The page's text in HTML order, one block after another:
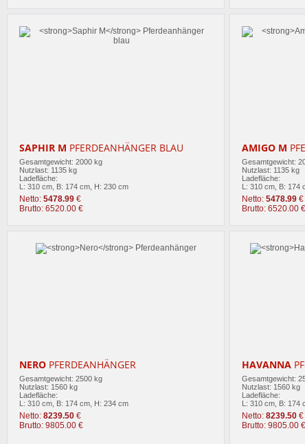
SAPHIR M PFERDEANHÄNGER BLAU
Gesamtgewicht: 2000 kg
Nutzlast: 1135 kg
Ladefläche:
L: 310 cm, B: 174 cm, H: 230 cm
Netto: 5478.99 €
Brutto: 6520.00 €
AMIGO M
Gesamtgewicht:
Nutzlast: 1135 kg
Ladefläche:
L: 310 cm, B: 174
Netto: 5478.99 €
Brutto: 6520.00 €
NERO PFERDEANHÄNGER
Gesamtgewicht: 2500 kg
Nutzlast: 1560 kg
Ladefläche:
L: 310 cm, B: 174 cm, H: 234 cm
Netto: 8239.50 €
Brutto: 9805.00 €
HAVANNA
Gesamtgewicht:
Nutzlast: 1560 kg
Ladefläche:
L: 310 cm, B: 174
Netto: 8239.50 €
Brutto: 9805.00 €